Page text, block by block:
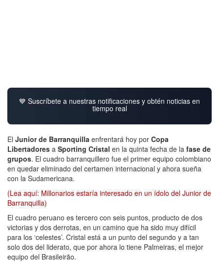
💙 Suscríbete a nuestras notificaciones y obtén noticias en
tiempo real
El Junior de Barranquilla enfrentará hoy por Copa
Libertadores a Sporting Cristal en la quinta fecha de la fase de
grupos. El cuadro barranquillero fue el primer equipo colombiano
en quedar eliminado del certamen internacional y ahora sueña
con la Sudamericana.
(Lea aquí: Millonarios estaría interesado en un ídolo del Junior de
Barranquilla)
El cuadro peruano es tercero con seis puntos, producto de dos
victorias y dos derrotas, en un camino que ha sido muy difícil
para los ‘celestes’. Cristal está a un punto del segundo y a tan
solo dos del liderato, que por ahora lo tiene Palmeiras, el mejor
equipo del Brasileirão.